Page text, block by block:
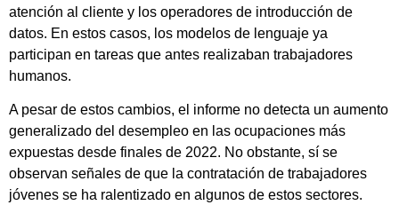
atención al cliente y los operadores de introducción de
datos. En estos casos, los modelos de lenguaje ya
participan en tareas que antes realizaban trabajadores
humanos.
A pesar de estos cambios, el informe no detecta un aumento
generalizado del desempleo en las ocupaciones más
expuestas desde finales de 2022. No obstante, sí se
observan señales de que la contratación de trabajadores
jóvenes se ha ralentizado en algunos de estos sectores.